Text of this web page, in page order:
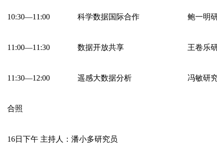
10:30—11:00 科学数据国际合作 鲍一明
11:00—11:30 数据开放共享 王卷乐
11:30—12:00 遥感大数据分析 冯敏研
合照
16日下午 主持人：潘小多研究员